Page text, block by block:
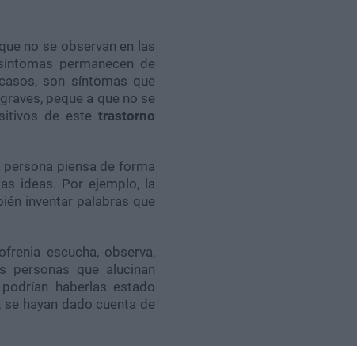
no se observan en las
permanecen de
son síntomas que
peque a que no se
de este trastorno
piensa de forma
ideas. Por ejemplo, la
inventar palabras que
escucha, observa,
personas que alucinan
haberlas estado
hayan dado cuenta de